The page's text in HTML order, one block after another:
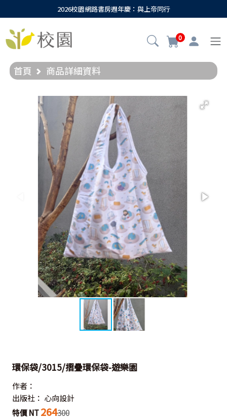
2026校園網路書房週年慶：與上帝同行
0
首頁 商品詳細資料
環保袋/3015/摺疊環保袋-遊樂園
作者：
出版社： 心向設計
特價 NT 264300